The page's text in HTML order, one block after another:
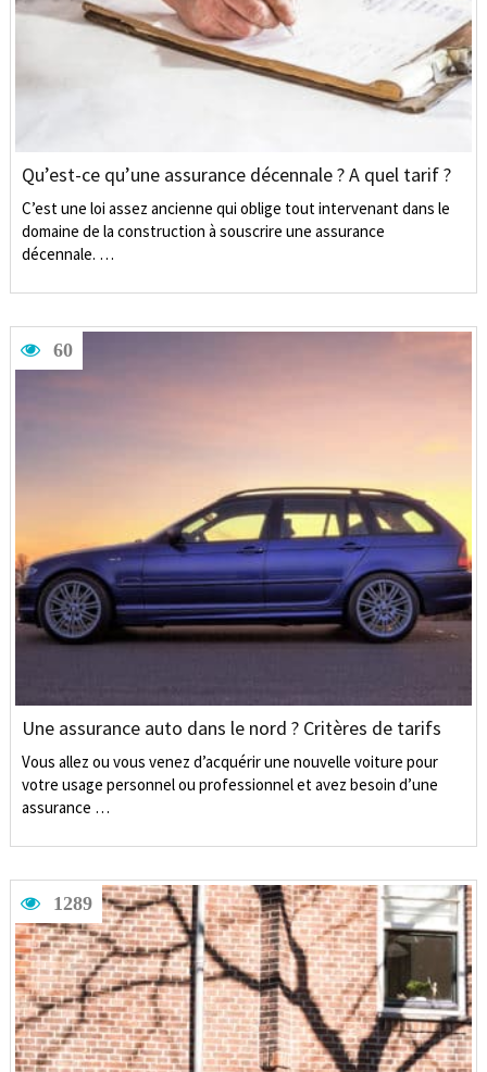
Qu’est-ce qu’une assurance décennale ? A quel tarif ?
C’est une loi assez ancienne qui oblige tout intervenant dans le
domaine de la construction à souscrire une assurance
décennale. …
60
Une assurance auto dans le nord ? Critères de tarifs
Vous allez ou vous venez d’acquérir une nouvelle voiture pour
votre usage personnel ou professionnel et avez besoin d’une
assurance …
1289